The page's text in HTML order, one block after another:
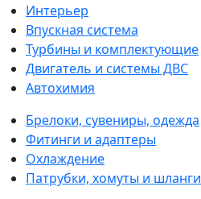
Интерьер
Впускная система
Турбины и комплектующие
Двигатель и системы ДВС
Автохимия
Брелоки, сувениры, одежда
Фитинги и адаптеры
Охлаждение
Патрубки, хомуты и шланги